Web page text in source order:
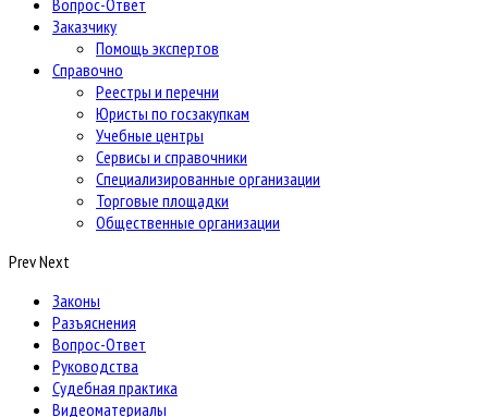
Вопрос-Ответ
Заказчику
Помощь экспертов
Справочно
Реестры и перечни
Юристы по госзакупкам
Учебные центры
Сервисы и справочники
Специализированные организации
Торговые площадки
Общественные организации
PrevNext
Законы
Разъяснения
Вопрос-Ответ
Руководства
Судебная практика
Видеоматериалы